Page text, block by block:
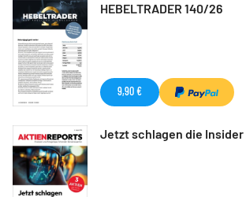
HEBELTRADER 140/26
9,90 €
Jetzt schlagen die Insider